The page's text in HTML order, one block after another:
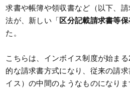
求書や帳簿や領収書など（以下、
法が、新しい「区分記載請求書等
た。
こちらは、インボイス制度が始ま
的な請求書方式になり、従来の請
イス）の中間のようなものになりま